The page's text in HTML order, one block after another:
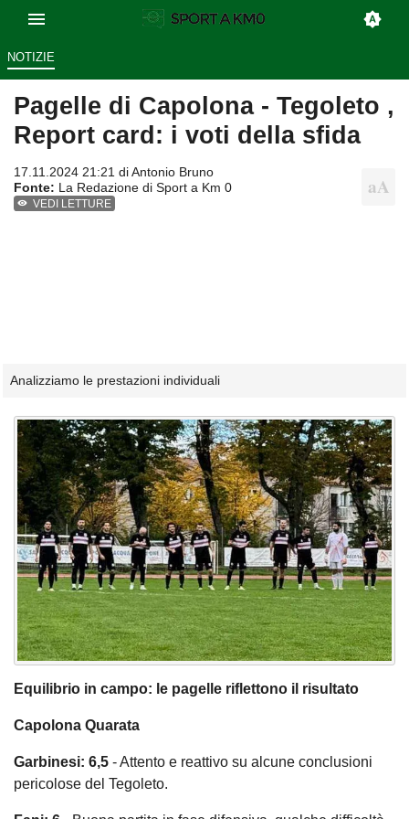
NOTIZIE
Pagelle di Capolona - Tegoleto ,
Report card: i voti della sfida
17.11.2024 21:21 diAntonio Bruno
Fonte: La Redazione di Sport a Km 0
VEDI LETTURE
Analizziamo le prestazioni individuali
Equilibrio in campo: le pagelle riflettono il risultato
Capolona Quarata
Garbinesi: 6,5 - Attento e reattivo su alcune conclusioni
pericolose del Tegoleto.